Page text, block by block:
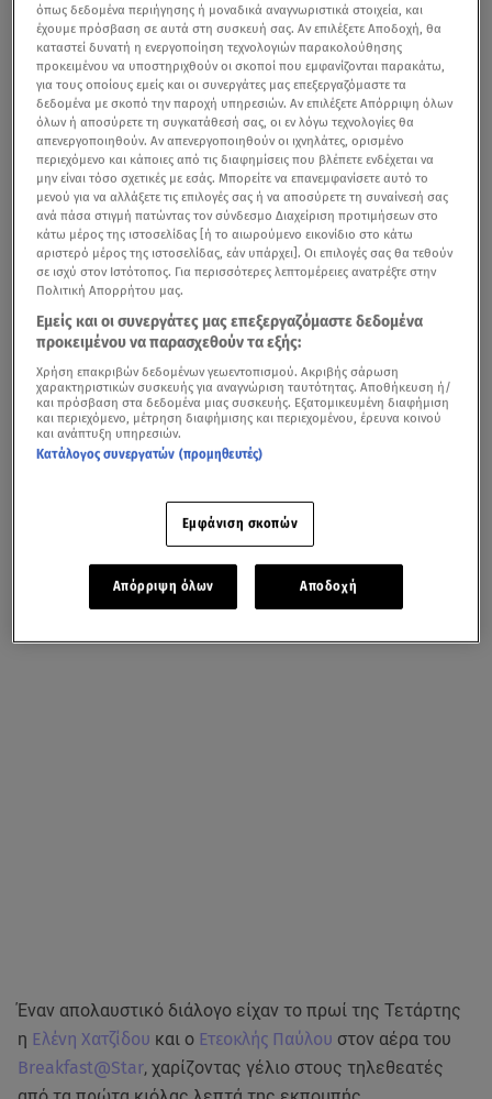
Έναν απολαυστικό διάλογο είχαν το πρωί της Τετάρτης
η Ελένη Χατζίδου και ο Ετεοκλής Παύλου στον αέρα του
Breakfast@Star, χαρίζοντας γέλιο στους τηλεθεατές
όπως δεδομένα περιήγησης ή μοναδικά αναγνωριστικά στοιχεία, και
έχουμε πρόσβαση σε αυτά στη συσκευή σας. Αν επιλέξετε Αποδοχή, θα
καταστεί δυνατή η ενεργοποίηση τεχνολογιών παρακολούθησης
προκειμένου να υποστηριχθούν οι σκοποί που εμφανίζονται παρακάτω,
για τους οποίους εμείς και οι συνεργάτες μας επεξεργαζόμαστε τα
δεδομένα με σκοπό την παροχή υπηρεσιών. Αν επιλέξετε Απόρριψη όλων
όλων ή αποσύρετε τη συγκατάθεσή σας, οι εν λόγω τεχνολογίες θα
απενεργοποιηθούν. Αν απενεργοποιηθούν οι ιχνηλάτες, ορισμένο
περιεχόμενο και κάποιες από τις διαφημίσεις που βλέπετε ενδέχεται να
μην είναι τόσο σχετικές με εσάς. Μπορείτε να επανεμφανίσετε αυτό το
μενού για να αλλάξετε τις επιλογές σας ή να αποσύρετε τη συναίνεσή σας
ανά πάσα στιγμή πατώντας τον σύνδεσμο Διαχείριση προτιμήσεων στο
κάτω μέρος της ιστοσελίδας [ή το αιωρούμενο εικονίδιο στο κάτω
αριστερό μέρος της ιστοσελίδας, εάν υπάρχει]. Οι επιλογές σας θα τεθούν
σε ισχύ στον Ιστότοπος. Για περισσότερες λεπτομέρειες ανατρέξτε στην
Πολιτική Απορρήτου μας.
Εμείς και οι συνεργάτες μας επεξεργαζόμαστε δεδομένα
προκειμένου να παρασχεθούν τα εξής:
Χρήση επακριβών δεδομένων γεωεντοπισμού. Ακριβής σάρωση
χαρακτηριστικών συσκευής για αναγνώριση ταυτότητας. Αποθήκευση ή/
και πρόσβαση στα δεδομένα μιας συσκευής. Εξατομικευμένη διαφήμιση
και περιεχόμενο, μέτρηση διαφήμισης και περιεχομένου, έρευνα κοινού
και ανάπτυξη υπηρεσιών.
Κατάλογος συνεργατών (προμηθευτές)
Εμφάνιση σκοπών
Απόρριψη όλων Αποδοχή